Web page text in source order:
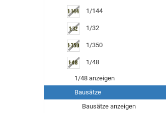
1/144
1/32
1/350
1/48
1/48 anzeigen
Bausätze
Bausätze anzeigen